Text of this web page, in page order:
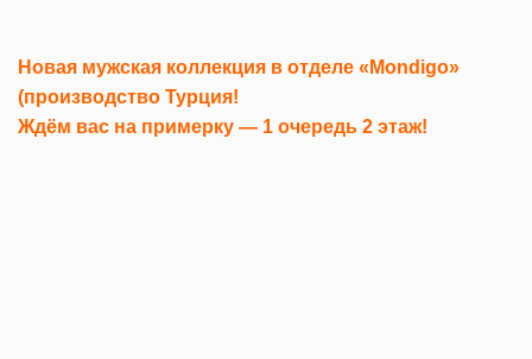
Новая мужская коллекция в отделе «Mondigo»
(производство Турция!
Ждём вас на примерку — 1 очередь 2 этаж!